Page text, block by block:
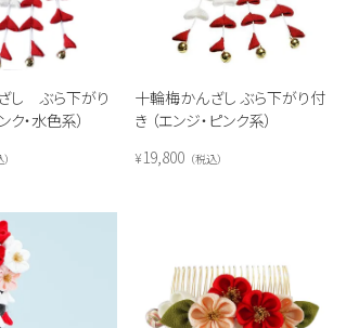
し ぶら下がり
ク・水色系）
十輪梅かんざし ぶら下がり付
き （エンジ・ピンク系）
¥19,800 税込